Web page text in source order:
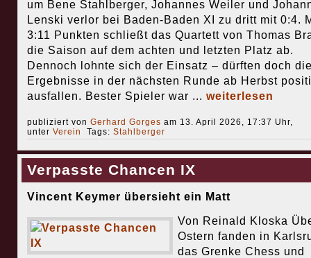
um Bene Stahlberger, Johannes Weiler und
Lenski verlor bei Baden-Baden XI zu dritt mit 0:4.
3:11 Punkten schließt das Quartett von Thomas
die Saison auf dem achten und letzten Platz ab.
Dennoch lohnte sich der Einsatz – dürften doch
Ergebnisse in der nächsten Runde ab Herbst
ausfallen. Bester Spieler war ... weiterlesen
publiziert von Gerhard Gorges am 13. April 2026, 17:37 Uhr,
unter Verein Tags: Stahlberger
Verpasste Chancen IX
Vincent Keymer übersieht ein Matt
Von Reinald Kloska
Ostern fanden in
das Grenke Chess und